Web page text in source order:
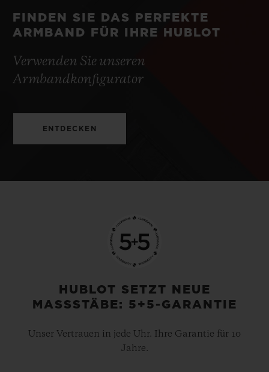
FINDEN SIE DAS PERFEKTE
ARMBAND FÜR IHRE HUBLOT
Verwenden Sie unseren
Armbandkonfigurator
ENTDECKEN
HUBLOT SETZT NEUE
MASSSTÄBE: 5+5-GARANTIE
Unser Vertrauen in jede Uhr. Ihre Garantie für 10
Jahre.